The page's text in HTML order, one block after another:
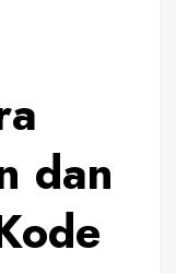
dan